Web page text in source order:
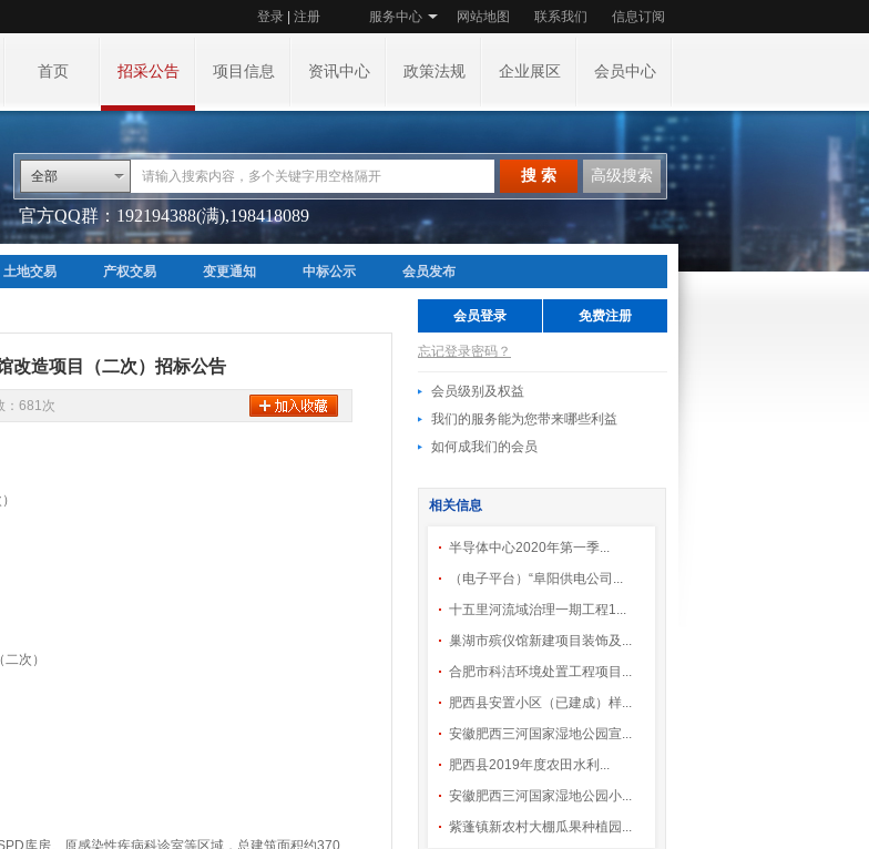
服务中心 网站地图 联系我们 信息订阅
登录 注册
首页 招采公告 项目信息 资讯中心 政策法规 企业展区 会员中心
全部 搜 索 高级搜索
官方QQ群：192194388(满),198418089
土地交易 产权交易 变更通知 中标公示 会员发布
改造项目（二次）招标公告
681次
次）
库房、原感染性疾病科诊室等区域，总建筑面积约370
会员登录 免费注册
忘记登录密码？
会员级别及权益
我们的服务能为您带来哪些利益
如何成我们的会员
相关信息
半导体中心2020年第一季...
（电子平台）“阜阳供电公司...
十五里河流域治理一期工程1...
巢湖市殡仪馆新建项目装饰及...
合肥市科洁环境处置工程项目...
肥西县安置小区（已建成）样...
安徽肥西三河国家湿地公园宣...
肥西县2019年度农田水利...
安徽肥西三河国家湿地公园小...
紫蓬镇新农村大棚瓜果种植园...